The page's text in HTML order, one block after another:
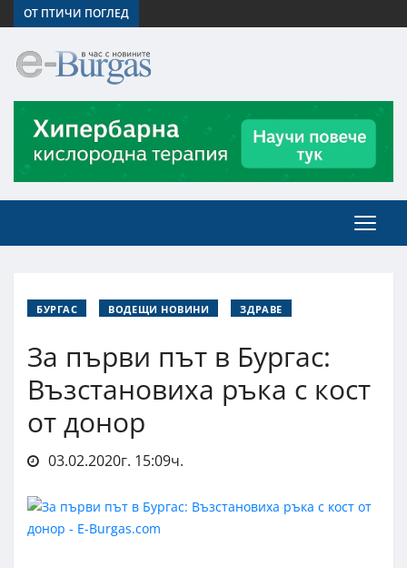
ОТ ПТИЧИ ПОГЛЕД
БУРГАС ВОДЕЩИ НОВИНИ ЗДРАВЕ
За първи път в Бургас:
Възстановиха ръка с кост
от донор
03.02.2020г. 15:09ч.